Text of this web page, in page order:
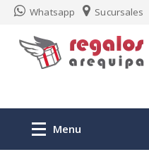
Whatsapp Sucursales
Menu